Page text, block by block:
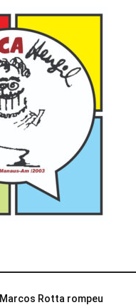
Marcos Rotta rompeu